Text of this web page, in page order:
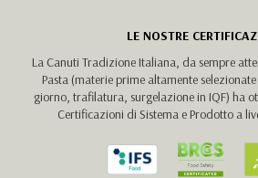
LE NOSTRE
La Canuti Tradizione Italiana, da sempre
Pasta (materie prime altamente
giorno, trafilatura, surgelazione in IQF) ha
Certificazioni di Sistema e Prodotto a